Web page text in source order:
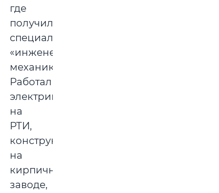
где
получил
специальность
«инженер-
механик».
Работал
электриком
на
РТИ,
конструктором
на
кирпичном
заводе,